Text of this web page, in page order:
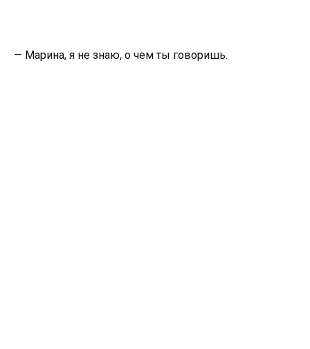
— Марина, я не знаю, о чем ты говоришь.